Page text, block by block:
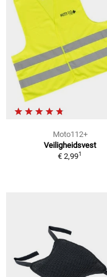
Moto112+
Veiligheidsvest
€ 2,991